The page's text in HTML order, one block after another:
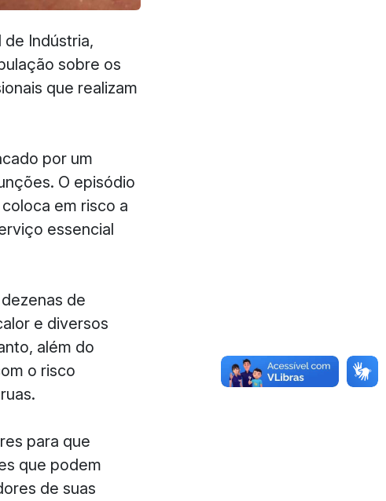
Indústria,
sobre os
que realizam
por um
O episódio
em risco a
essencial
de
e diversos
além do
o risco
para que
que podem
de suas